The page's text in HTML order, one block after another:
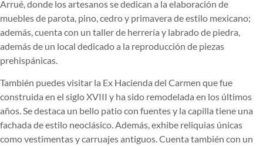
Arrué, donde los artesanos se dedican a la elaboración de
muebles de parota, pino, cedro y primavera de estilo mexicano;
además, cuenta con un taller de herrería y labrado de piedra,
además de un local dedicado a la reproducción de piezas
prehispánicas.
También puedes visitar la Ex Hacienda del Carmen que fue
construida en el siglo XVIII y ha sido remodelada en los últimos
años. Se destaca un bello patio con fuentes y la capilla tiene una
fachada de estilo neoclásico. Además, exhibe reliquias únicas
como vestimentas y carruajes antiguos. Cuenta también con un